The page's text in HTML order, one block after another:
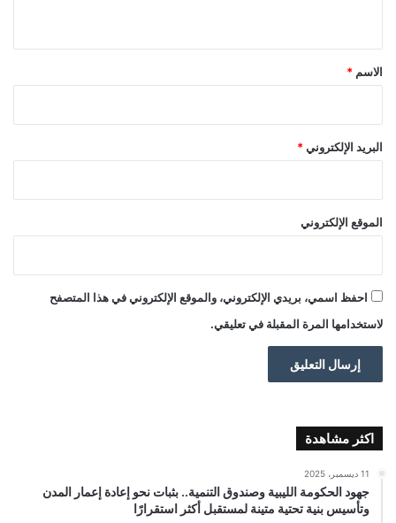
*
الاسم *
البريد الإلكتروني *
الموقع الإلكتروني
احفظ اسمي، بريدي الإلكتروني، والموقع الإلكتروني في هذا المتصفح
لاستخدامها المرة المقبلة في تعليقي.
اكثر مشاهدة
11 ديسمبر، 2025
جهود الحكومة الليبية وصندوق التنمية.. بثبات نحو إعادة إعمار المدن
وتأسيس بنية تحتية متينة لمستقبل أكثر استقرارًا